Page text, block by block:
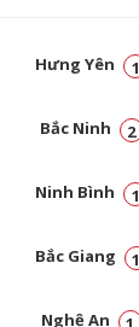
Hưng Yên 1
Bắc Ninh 2
Ninh Bình 1
Bắc Giang 1
Nghệ An